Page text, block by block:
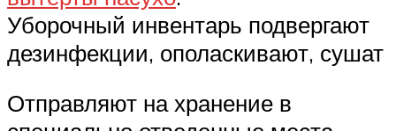
Уборочный инвентарь подвергают
дезинфекции, ополаскивают, сушат
Отправляют на хранение в